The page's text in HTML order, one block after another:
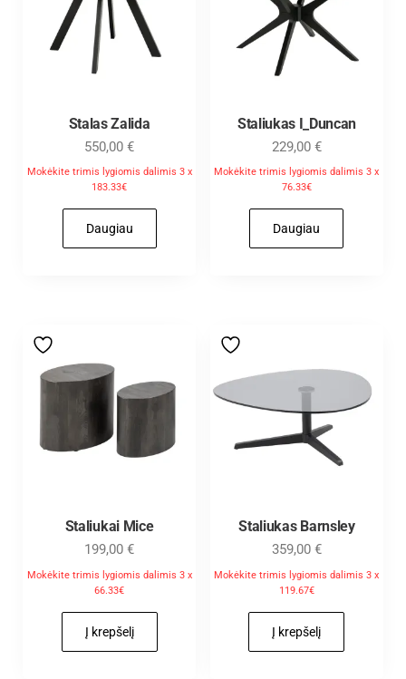
Stalas Zalida
550,00€
Mokėkite trimis lygiomis dalimis 3 x
183.33€
Daugiau
Staliukas I_Duncan
229,00 €
Mokėkite trimis lygiomis dalimis 3 x
76.33€
Daugiau
Staliukai Mice
199,00€
Mokėkite trimis lygiomis dalimis 3 x
66.33€
Į krepšelį
Staliukas Barnsley
359,00 €
Mokėkite trimis lygiomis dalimis 3 x
119.67€
Į krepšelį